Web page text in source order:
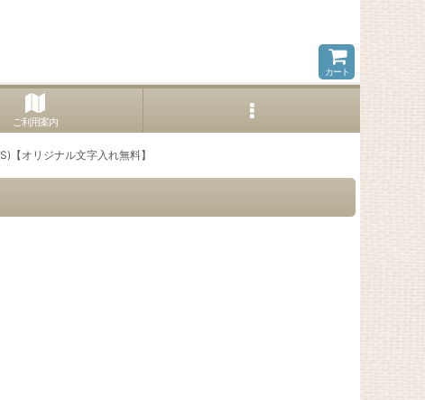
カート
ご利用案内
【オリジナル文字入れ無料】